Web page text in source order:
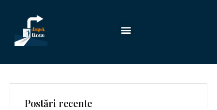
Postări recente